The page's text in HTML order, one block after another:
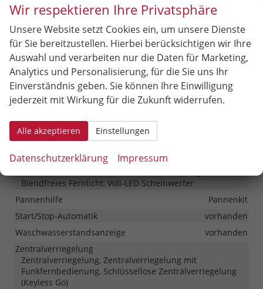
Diebstahl-Alarmanlage
vorhanden
Einparkhilfe
Park Distance Control vorne, Park Distance Control
hinten, Rückfahrkamera
Fahrprofilauswahl
vorhanden
Follow-Me-Home-Funktion
vorhanden
Innenspiegel automatisch abblendend
vorhanden
Lenkung
Lichttechnik
Nebelscheinwerfer mit Kurvenlicht, LED-Rückleuchten,
Blendfreies Fernlicht, Voll-LED Scheinwerfer
Pannenhilfe
Pannenkit
Start/Stop-Automatik
vorhanden
Waschwasserstandsanzeige
vorhanden
Zentralverriegelung
Zentralverriegelung, Zentralverriegelung mit
Funkfernbedienung, Schlüssellose Zentralverriegelung
(Keyless Go)
Wir respektieren Ihre Privatsphäre
Unsere Website setzt Cookies ein, um unsere Dienste
für Sie bereitzustellen. Hierbei berücksichtigen wir Ihre
Auswahl und verarbeiten nur die Daten für Marketing,
Analytics und Personalisierung, für die Sie uns Ihr
Einverständnis geben. Sie können Ihre Einwilligung
jederzeit mit Wirkung für die Zukunft widerrufen.
Alle akzeptieren Einstellungen
Datenschutzerklärung Impressum